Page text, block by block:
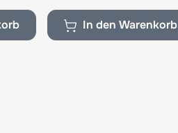
In den Warenkorb